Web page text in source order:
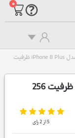
۰
گوشي موبايل اپل مدل iPhone 8 Plus ظرفيت
گوشي موبايل اپل مدل iPhone 8 Plus ظرفيت 256
5از2 رای